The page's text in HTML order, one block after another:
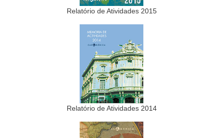
Relatório de Atividades 2015
Relatório de Atividades 2014